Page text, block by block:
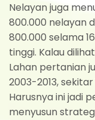
Nelayan juga
800.000 nelayan
800.000 selama
tinggi. Kalau
Lahan pertanian
2003-2013,
Harusnya ini jadi
menyusun